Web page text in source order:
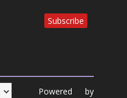
Subscribe
Powered by